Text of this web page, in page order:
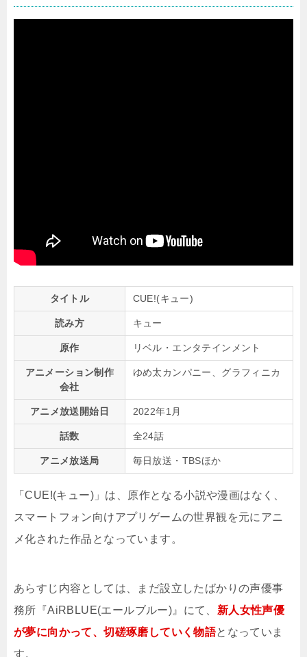
タイトル CUE!(キュー)
読み方 キュー
原作 リベル・エンタテインメント
アニメーション制作
会社
ゆめ太カンパニー、グラフィニカ
アニメ放送開始日 2022年1月
話数 全24話
アニメ放送局 毎日放送・TBSほか
「CUE!(キュー)」は、原作となる小説や漫画はなく、
スマートフォン向けアプリゲームの世界観を元にアニ
メ化された作品となっています。
あらすじ内容としては、まだ設立したばかりの声優事
務所『AiRBLUE(エールブルー)』にて、 新人女性声優
が夢に向かって、切磋琢磨していく物語となっていま
す。